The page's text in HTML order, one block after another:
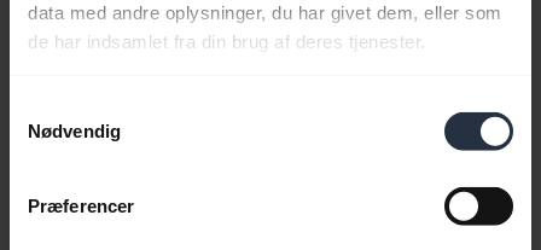
data med andre oplysninger, du har givet dem, eller som
de har indsamlet fra din brug af deres tjenester.
Nødvendig
Præferencer
Produktdokumenter